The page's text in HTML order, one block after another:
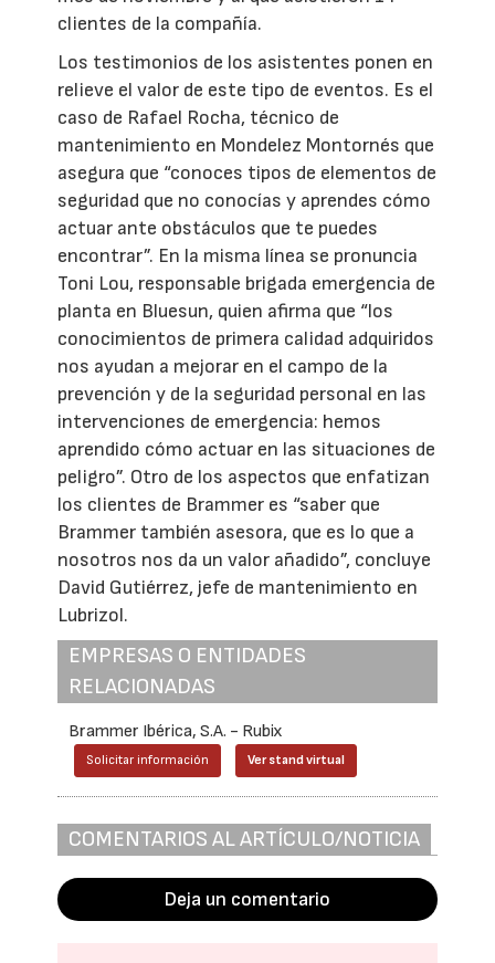
clientes de la compañía.
Los testimonios de los asistentes ponen en
relieve el valor de este tipo de eventos. Es el
caso de Rafael Rocha, técnico de
mantenimiento en Mondelez Montornés que
asegura que “conoces tipos de elementos de
seguridad que no conocías y aprendes cómo
actuar ante obstáculos que te puedes
encontrar”. En la misma línea se pronuncia
Toni Lou, responsable brigada emergencia de
planta en Bluesun, quien afirma que “los
conocimientos de primera calidad adquiridos
nos ayudan a mejorar en el campo de la
prevención y de la seguridad personal en las
intervenciones de emergencia: hemos
aprendido cómo actuar en las situaciones de
peligro”. Otro de los aspectos que enfatizan
los clientes de Brammer es “saber que
Brammer también asesora, que es lo que a
nosotros nos da un valor añadido”, concluye
David Gutiérrez, jefe de mantenimiento en
Lubrizol.
EMPRESAS O ENTIDADES
RELACIONADAS
Brammer Ibérica, S.A. - Rubix
Solicitar información Ver stand virtual
COMENTARIOS AL ARTÍCULO/NOTICIA
Deja un comentario